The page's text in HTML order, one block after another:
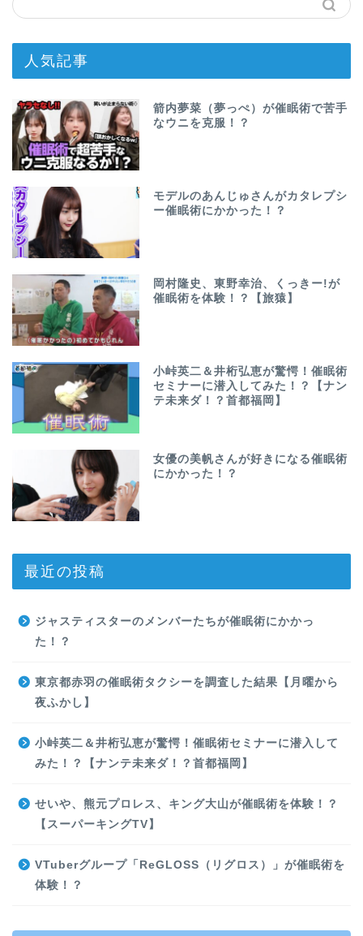
人気記事
箭内夢菜（夢っぺ）が催眠術で苦手
なウニを克服！？
モデルのあんじゅさんがカタレプシ
ー催眠術にかかった！？
岡村隆史、東野幸治、くっきー!が
催眠術を体験！？【旅猿】
小峠英二＆井桁弘恵が驚愕！催眠術
セミナーに潜入してみた！？【ナン
テ未来ダ！？首都福岡】
女優の美帆さんが好きになる催眠術
にかかった！？
最近の投稿
ジャスティスターのメンバーたちが催眠術にかかっ
た！？
東京都赤羽の催眠術タクシーを調査した結果【月曜から
夜ふかし】
小峠英二＆井桁弘恵が驚愕！催眠術セミナーに潜入して
みた！？【ナンテ未来ダ！？首都福岡】
せいや、熊元プロレス、キング大山が催眠術を体験！？
【スーパーキングTV】
VTuberグループ「ReGLOSS（リグロス）」が催眠術を
体験！？